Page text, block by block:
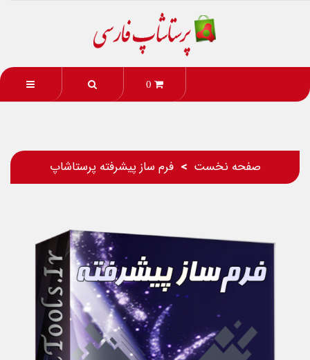
0
صفحه نخست فرم ساز پیشرفته پرستاشاپ